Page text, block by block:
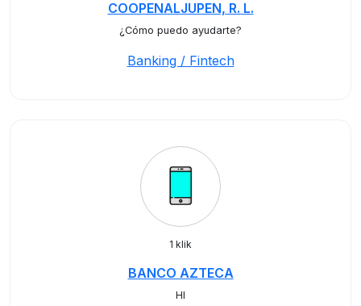
COOPENALJUPEN, R. L.
¿Cómo puedo ayudarte?
Banking / Fintech
1 klik
BANCO AZTECA
HI